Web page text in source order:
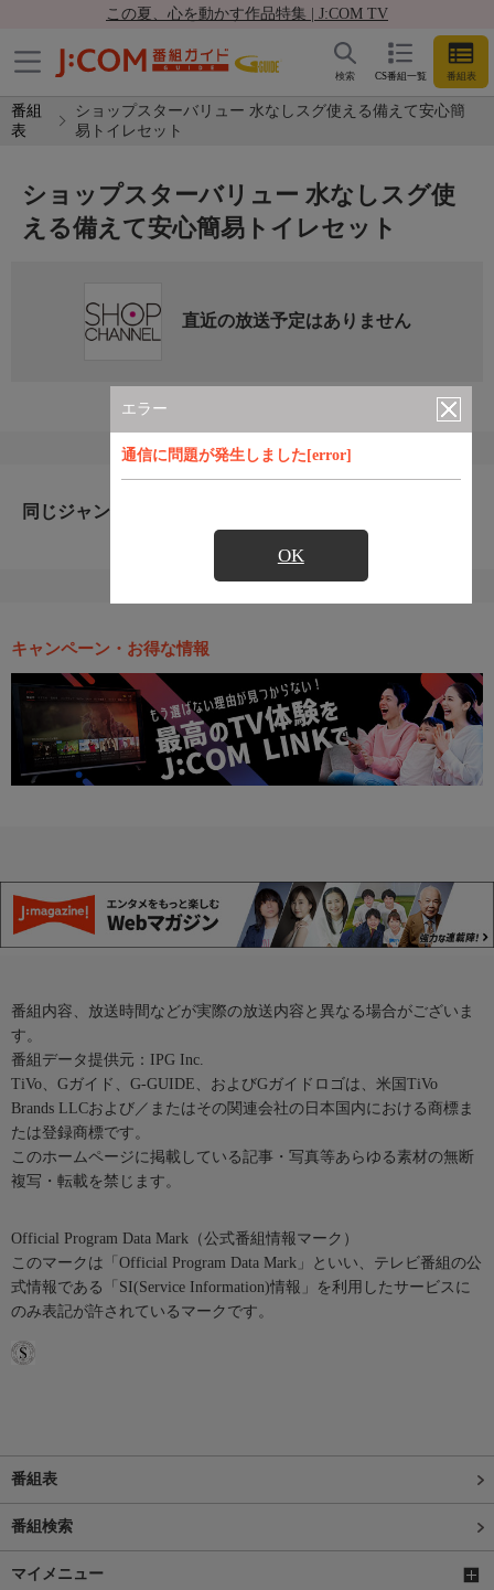
この夏、心を動かす作品特集 | J:COM TV
CS番組一覧 番組表
検索
番組
表
ショップスターバリュー 水なしスグ使える備えて安心簡
易トイレセット
エラー
通信に問題が発生しました[error]
OK
ショップスターバリュー 水なしスグ使
える備えて安心簡易トイレセット
直近の放送予定はありません
同じジャンルのおすすめ番組
キャンペーン・お得な情報
番組内容、放送時間などが実際の放送内容と異なる場合がございま
す。
番組データ提供元：IPG Inc.
TiVo、Gガイド、G-GUIDE、およびGガイドロゴは、米国TiVo
Brands LLCおよび／またはその関連会社の日本国内における商標ま
たは登録商標です。
このホームページに掲載している記事・写真等あらゆる素材の無断
複写・転載を禁じます。
Official Program Data Mark（公式番組情報マーク）
このマークは「Official Program Data Mark」といい、テレビ番組の公
式情報である「SI(Service Information)情報」を利用したサービスに
のみ表記が許されているマークです。
番組表
番組検索
マイメニュー